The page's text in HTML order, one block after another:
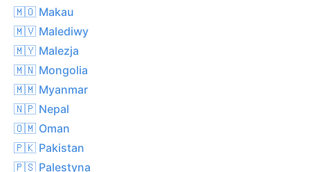
🇲🇴 Makau
🇲🇻 Malediwy
🇲🇾 Malezja
🇲🇳 Mongolia
🇲🇲 Myanmar
🇳🇵 Nepal
🇴🇲 Oman
🇵🇰 Pakistan
🇵🇸 Palestyna